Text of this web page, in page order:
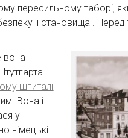
пересильному таборі,
її становища .
вона
шпиталі,
Вона і
у
німецькі